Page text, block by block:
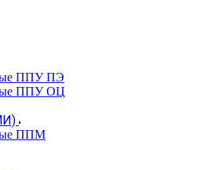
ППУ ПЭ
ППУ ОЦ
ППМ